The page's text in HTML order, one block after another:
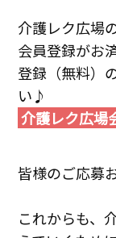
介護レク広場
会員登録がお
登録（無料）
い♪
介護レク広場
皆様のご応募
これからも、